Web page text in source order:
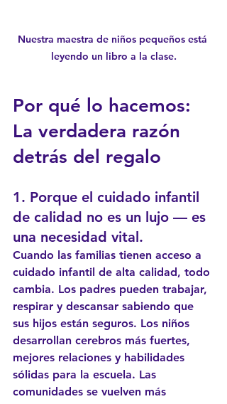
Nuestra maestra de niños pequeños está
leyendo un libro a la clase.
Por qué lo hacemos:
La verdadera razón
detrás del regalo
1. Porque el cuidado infantil
de calidad no es un lujo — es
una necesidad vital.
Cuando las familias tienen acceso a
cuidado infantil de alta calidad, todo
cambia. Los padres pueden trabajar,
respirar y descansar sabiendo que
sus hijos están seguros. Los niños
desarrollan cerebros más fuertes,
mejores relaciones y habilidades
sólidas para la escuela. Las
comunidades se vuelven más